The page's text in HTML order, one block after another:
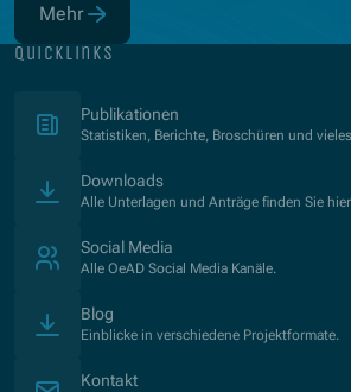
Mehr
(Öffnet in neuem Fenster)
quicklinks
Publikationen
Statistiken, Berichte, Broschüren und
Downloads
Alle Unterlagen und Anträge finden Sie
Social Media
Alle OeAD Social Media Kanäle.
Blog
Einblicke in verschiedene Projektformate.
Kontakt